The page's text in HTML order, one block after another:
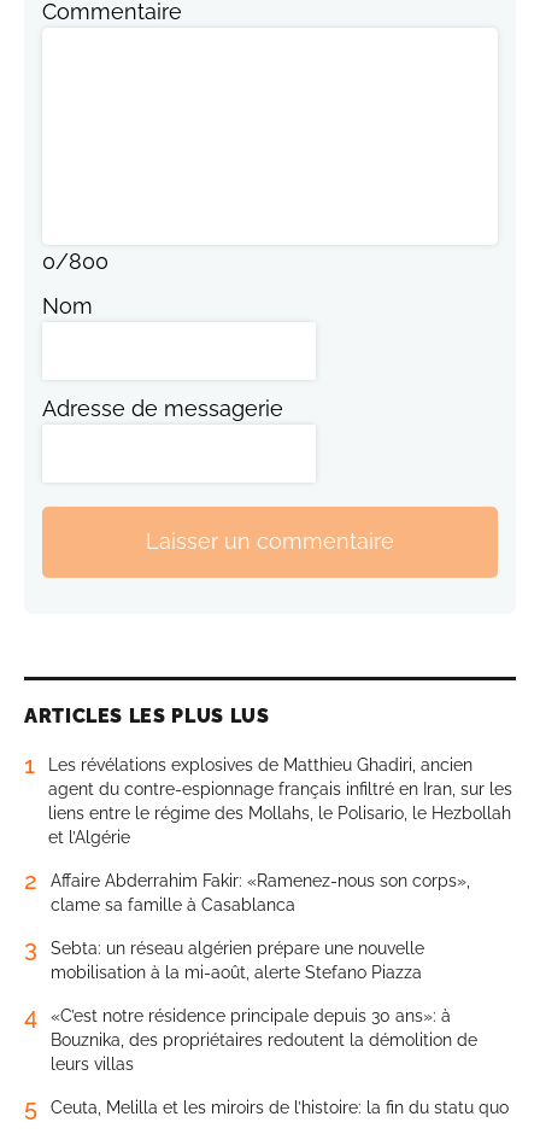
Commentaire
0/800
Nom
Adresse de messagerie
Laisser un commentaire
ARTICLES LES PLUS LUS
1
Les révélations explosives de Matthieu Ghadiri, ancien
agent du contre-espionnage français infiltré en Iran, sur les
liens entre le régime des Mollahs, le Polisario, le Hezbollah
et l’Algérie
2
Affaire Abderrahim Fakir: «Ramenez-nous son corps»,
clame sa famille à Casablanca
3
Sebta: un réseau algérien prépare une nouvelle
mobilisation à la mi-août, alerte Stefano Piazza
4
«C’est notre résidence principale depuis 30 ans»: à
Bouznika, des propriétaires redoutent la démolition de
leurs villas
5 Ceuta, Melilla et les miroirs de l’histoire: la fin du statu quo